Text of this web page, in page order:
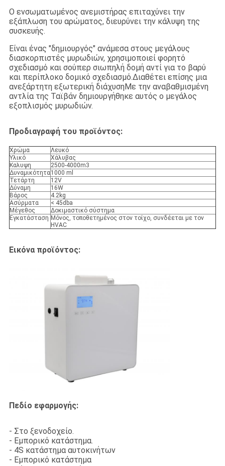
Ο ενσωματωμένος ανεμιστήρας επιταχύνει την
εξάπλωση του αρώματος, διευρύνει την κάλυψη της
συσκευής.
Είναι ένας "δημιουργός" ανάμεσα στους μεγάλους
διασκορπιστές μυρωδιών, χρησιμοποιεί φορητό
σχεδιασμό και σούπερ σιωπηλή δομή αντί για το βαρύ
και περίπλοκο δομικό σχεδιασμό.Διαθέτει επίσης μια
ανεξάρτητη εξωτερική διάχυσηΜε την αναβαθμισμένη
αντλία της Ταϊβάν δημιουργήθηκε αυτός ο μεγάλος
εξοπλισμός μυρωδιών.
Προδιαγραφή του προϊόντος:
Χρώμα
Λευκό
Υλικό
Χάλυβας
Καλυψη
2500-4000m3
Δυναμικότητα1000 ml
Τετάρτη
12V
Δύναμη
16W
Βάρος
4.2kg
Ασύρματα
< 45dba
Μέγεθος
Δοκιμαστικό σύστημα
Εγκατάσταση Μόνoς, τοποθετημένος στον τοίχο, συνδέεται με τον
HVAC
Εικόνα προϊόντος:
Πεδίο εφαρμογής:
- Στο ξενοδοχείο.
- Εμπορικό κατάστημα.
- 4S κατάστημα αυτοκινήτων
- Εμπορικό κατάστημα